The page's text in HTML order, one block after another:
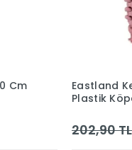
İpli
Eastland
İpli Tpr
148,90 TL